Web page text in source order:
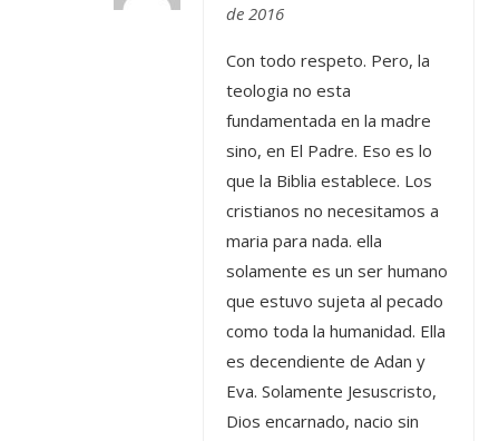
de 2016
Con todo respeto. Pero, la
teologia no esta
fundamentada en la madre
sino, en El Padre. Eso es lo
que la Biblia establece. Los
cristianos no necesitamos a
maria para nada. ella
solamente es un ser humano
que estuvo sujeta al pecado
como toda la humanidad. Ella
es decendiente de Adan y
Eva. Solamente Jesuscristo,
Dios encarnado, nacio sin